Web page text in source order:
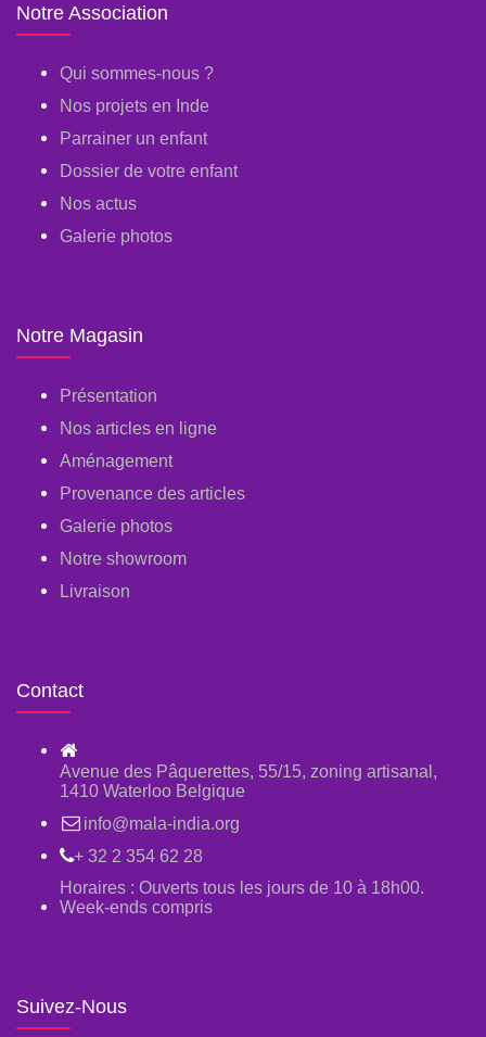
Notre Association
Qui sommes-nous ?
Nos projets en Inde
Parrainer un enfant
Dossier de votre enfant
Nos actus
Galerie photos
Notre Magasin
Présentation
Nos articles en ligne
Aménagement
Provenance des articles
Galerie photos
Notre showroom
Livraison
Contact
Avenue des Pâquerettes, 55/15, zoning artisanal,
1410 Waterloo Belgique
info@mala-india.org
+ 32 2 354 62 28
Horaires : Ouverts tous les jours de 10 à 18h00.
Week-ends compris
Suivez-Nous